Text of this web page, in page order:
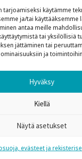
tarjoamiseksi käytämme
ja/tai käyttääksemme
antaa meille
tai yksilöllisiä
jättäminen tai
ja
Hyväksy
Kiellä
Näytä asetukset
evästeet ja
rakennuksille
sisustustuotteet
Engineering.